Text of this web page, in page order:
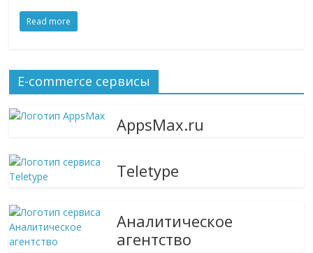
Read more
E-commerce сервисы
AppsMax.ru
Teletype
Аналитическое
агентство